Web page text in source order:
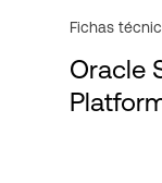
Experiencia y
Fichas
Oracle